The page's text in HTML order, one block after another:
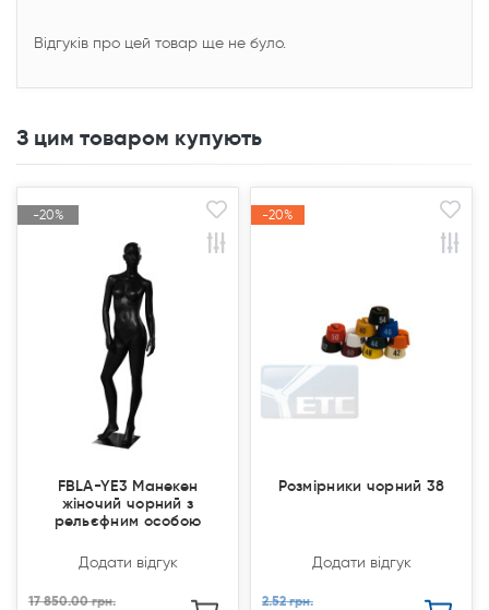
Відгуків про цей товар ще не було.
З цим товаром купують
-20%
-20%
FBLA-YE3 Манекен
жіночий чорний з
рельєфним особою
Додати відгук
17 850.00 грн.
-20%
-20%
Розмірники чорний 38
Додати відгук
2.52 грн.